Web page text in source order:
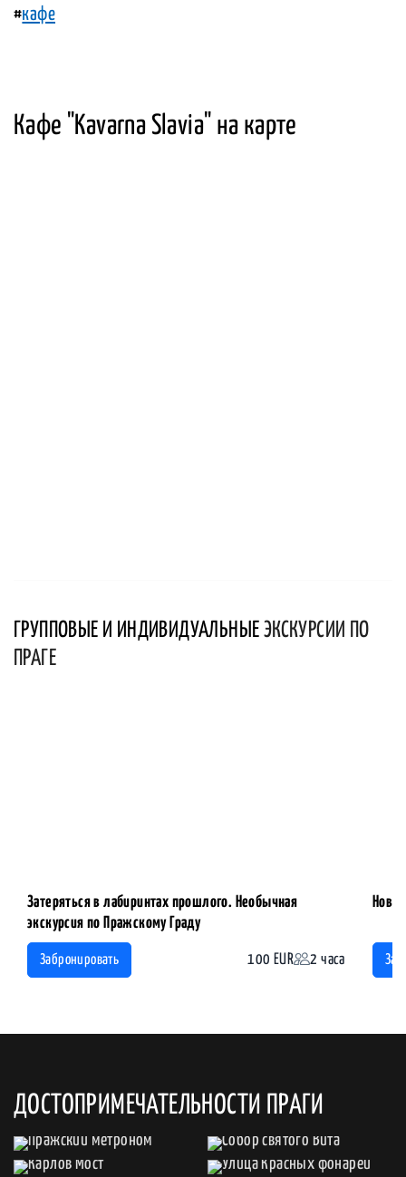
#кафе
Кафе "Kavarna Slavia" на карте
ГРУППОВЫЕ И ИНДИВИДУАЛЬНЫЕ ЭКСКУРСИИ ПО
ПРАГЕ
Затеряться в лабиринтах прошлого. Необычная
экскурсия по Пражскому Граду
Забронировать 100 EUR 2 часа
ДОСТОПРИМЕЧАТЕЛЬНОСТИ ПРАГИ